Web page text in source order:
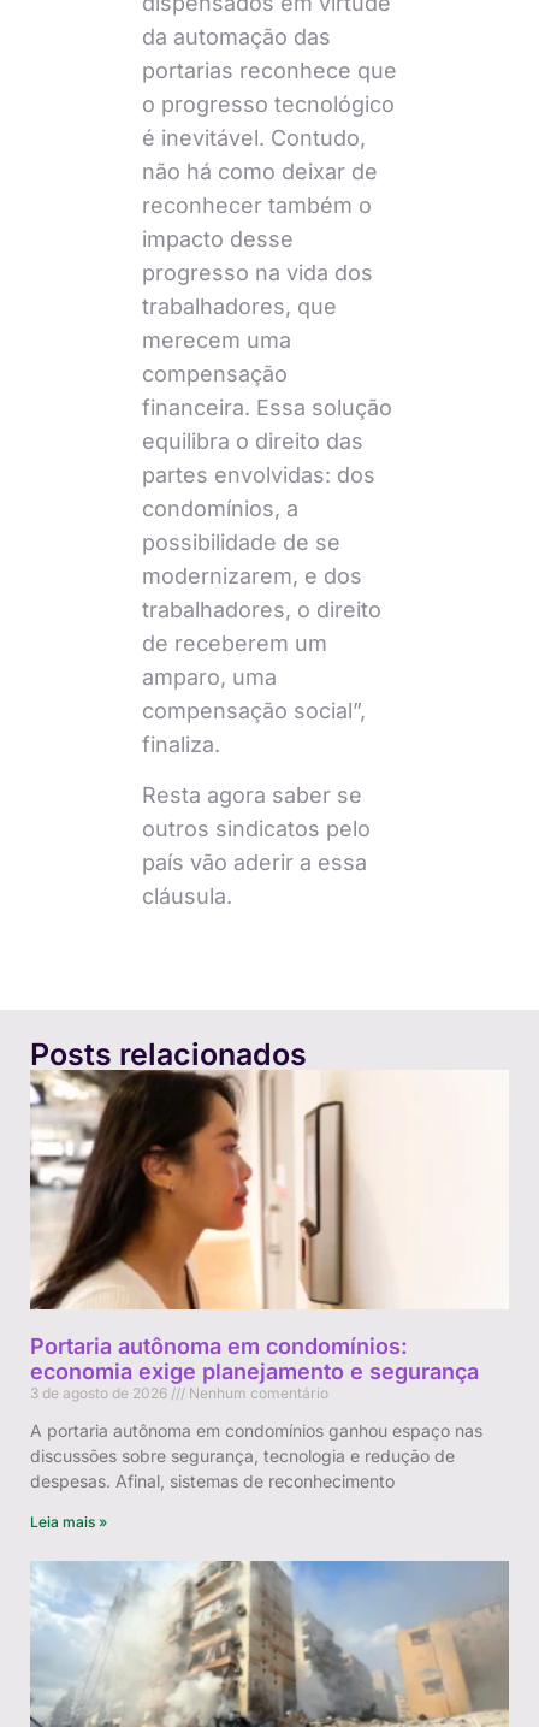
da automação das
portarias reconhece que
o progresso tecnológico
é inevitável. Contudo,
não há como deixar de
reconhecer também o
impacto desse
progresso na vida dos
trabalhadores, que
merecem uma
compensação
financeira. Essa solução
equilibra o direito das
partes envolvidas: dos
condomínios, a
possibilidade de se
modernizarem, e dos
trabalhadores, o direito
de receberem um
amparo, uma
compensação social”,
finaliza.
Resta agora saber se
outros sindicatos pelo
país vão aderir a essa
cláusula.
Posts relacionados
Portaria autônoma em condomínios:
economia exige planejamento e segurança
3 de agosto de 2026 Nenhum comentário
A portaria autônoma em condomínios ganhou espaço nas
discussões sobre segurança, tecnologia e redução de
despesas. Afinal, sistemas de reconhecimento
Leia mais »